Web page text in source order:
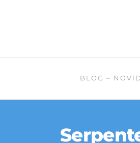
BLOG –